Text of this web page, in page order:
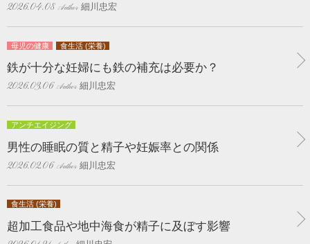
2026.04.08 細川忠宏
母児の健康 食生活 (栄養)
鉄が十分な妊婦にも鉄の補充は必要か？
2026.03.06 細川忠宏
アンチエイジング
男性の睡眠の質と精子や妊娠率との関係
2026.02.06 細川忠宏
食生活 (栄養)
超加工食品や地中海食が精子に及ぼす影響